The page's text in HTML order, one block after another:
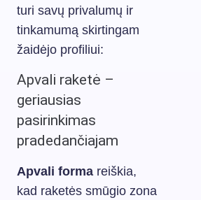
turi savų privalumų ir
tinkamumą skirtingam
žaidėjo profiliui:
Apvali raketė –
geriausias
pasirinkimas
pradedančiajam
Apvali forma reiškia,
kad raketės smūgio zona